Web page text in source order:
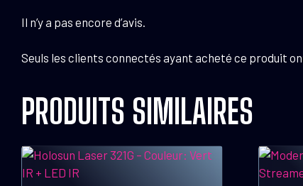
Il n’y a pas encore d’avis.
Seuls les clients connectés ayant acheté ce produit
PRODUITS SIMILAIRES